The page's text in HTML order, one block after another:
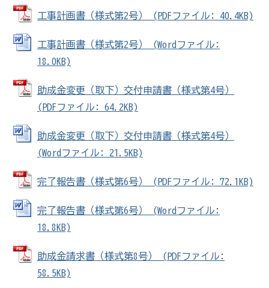
工事計画書（様式第2号） (PDFファイル: 40.4KB)
工事計画書（様式第2号） (Wordファイル:
18.0KB)
助成金変更（取下）交付申請書（様式第4号）
(PDFファイル: 64.2KB)
助成金変更（取下）交付申請書（様式第4号）
(Wordファイル: 21.5KB)
完了報告書（様式第6号） (PDFファイル: 72.1KB)
完了報告書（様式第6号） (Wordファイル:
18.8KB)
助成金請求書（様式第8号） (PDFファイル:
58.5KB)